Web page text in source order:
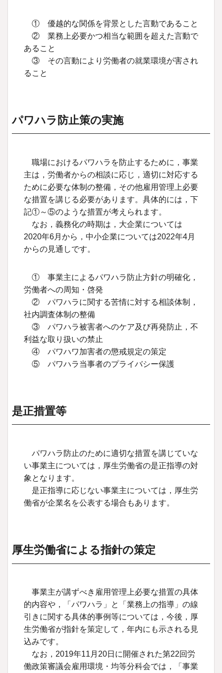
① 優越的な関係を背景とした言動であること
② 業務上必要かつ相当な範囲を超えた言動で
あること
③ その言動により労働者の就業環境が害され
ること
パワハラ防止策の実施
職場におけるパワハラを防止するために，事業
主は，労働者からの相談に応じ，適切に対応する
ために必要な体制の整備，その他雇用管理上必要
な措置を講じる必要があります。具体的には，下
記①～⑤のような措置が考えられます。
なお，義務化の時期は，大企業については
2020年6月から，中小企業については2022年4月
からの見通しです。
① 事業主によるパワハラ防止方針の明確化，
労働者への周知・啓発
② パワハラに関する苦情に対する相談体制，
社内調査体制の整備
③ パワハラ被害者へのケア及び再発防止，不
利益な取り扱いの禁止
④ パワハワ加害者の懲戒規定の策定
⑤ パワハラ当事者のプライバシー保護
是正措置等
パワハラ防止のために適切な措置を講じていな
い事業主については，厚生労働省の是正指導の対
象となります。
是正指導に応じない事業主については，厚生労
働省が企業名を公表する場合もあります。
厚生労働省による指針の策定
事業主が講ずべき雇用管理上必要な措置の具体
的内容や，「パワハラ」と「業務上の指導」の線
引きに関する具体的事例等については，今後，厚
生労働省が指針を策定して，年内にも示される見
込みです。
なお，2019年11月20日に開催された第22回労
働政策審議会雇用環境・均等分科会では，「事業